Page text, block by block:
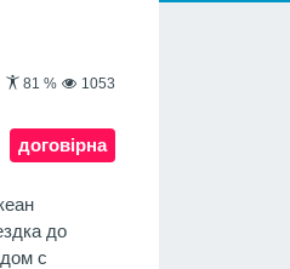
81 % 1053
договірна
до
с